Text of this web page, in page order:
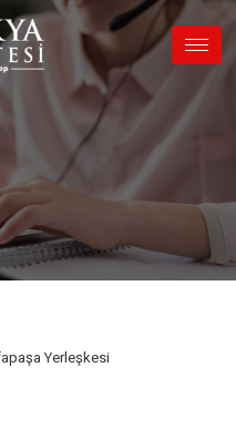
Yerleşkesi